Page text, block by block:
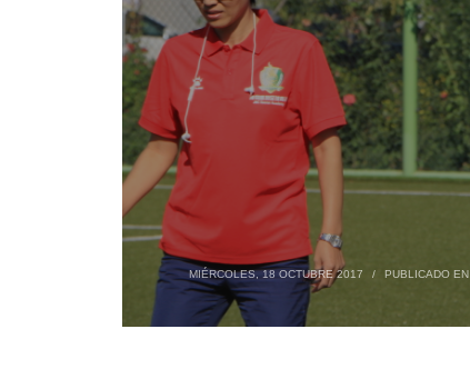
MIÉRCOLES, 18 OCTUBRE 2017 / PUBLICADO EN